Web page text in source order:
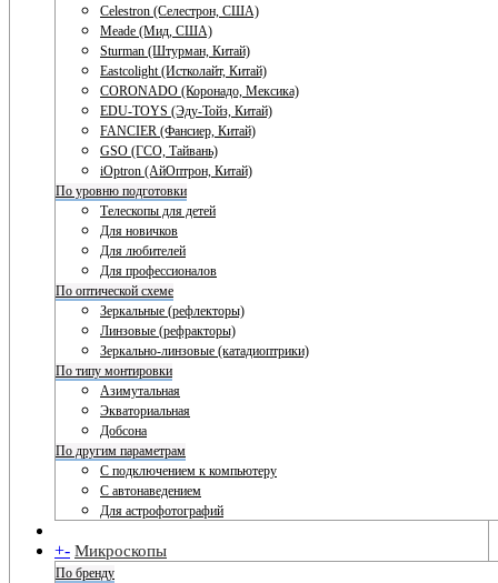
Celestron (Селестрон, США)
Meade (Мид, США)
Sturman (Штурман, Китай)
Eastcolight (Истколайт, Китай)
CORONADO (Коронадо, Мексика)
EDU-TOYS (Эду-Тойз, Китай)
FANCIER (Фансиер, Китай)
GSO (ГСО, Тайвань)
iOptron (АйОптрон, Китай)
По уровню подготовки
Телескопы для детей
Для новичков
Для любителей
Для профессионалов
По оптической схеме
Зеркальные (рефлекторы)
Линзовые (рефракторы)
Зеркально-линзовые (катадиоптрики)
По типу монтировки
Азимутальная
Экваториальная
Добсона
По другим параметрам
С подключением к компьютеру
С автонаведением
Для астрофотографий
+- Микроскопы
По бренду